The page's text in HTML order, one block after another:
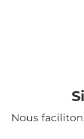
Nous